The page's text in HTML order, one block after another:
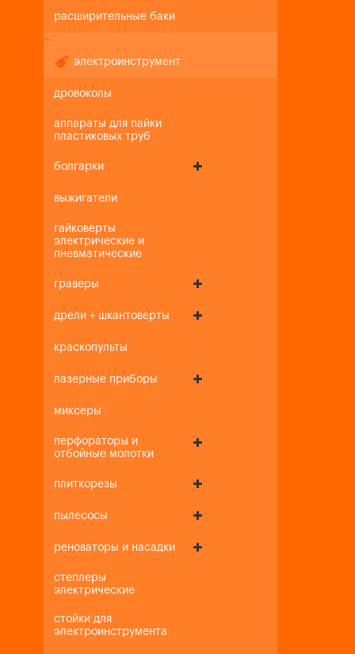
расширительные баки
+-
электроинструмент
дровоколы
аппараты для пайки
пластиковых труб
болгарки
выжигатели
гайковерты
электрические и
пневматические
граверы
дрели + шкантоверты
краскопульты
лазерные приборы
миксеры
перфораторы и
отбойные молотки
плиткорезы
пылесосы
реноваторы и насадки
степлеры
электрические
стойки для
электроинструмента